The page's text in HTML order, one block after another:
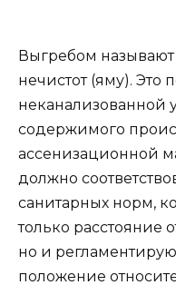
Выгребом
нечистот (яму). Это
неканализованной
содержимого
ассенизационной
должно
санитарных норм,
только расстояние
но и
положение